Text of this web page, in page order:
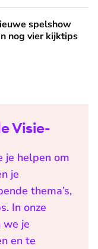
AVROTROS
spelshow
nog vier kijktips
Visie-
je helpen om
je
thema’s,
In onze
je
en te